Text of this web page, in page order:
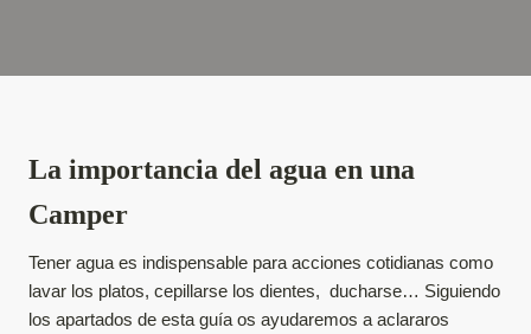
La importancia del agua en una
Camper
Tener agua es indispensable para acciones cotidianas como
lavar los platos, cepillarse los dientes, ducharse… Siguiendo
los apartados de esta guía os ayudaremos a aclararos